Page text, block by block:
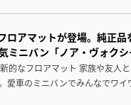
ロアマットが登場。純正
ミニバン「ノア・ヴォクシ
的なフロアマット 家族や友人
愛車のミニバンでみんなでワ